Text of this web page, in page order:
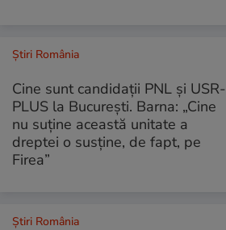
Știri România
Cine sunt candidații PNL și USR-
PLUS la București. Barna: „Cine
nu suține această unitate a
dreptei o susține, de fapt, pe
Firea”
Știri România